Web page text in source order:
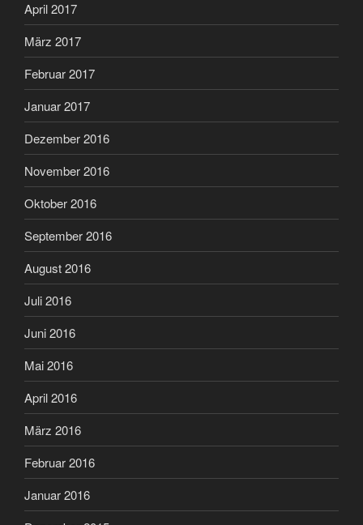
April 2017
März 2017
Februar 2017
Januar 2017
Dezember 2016
November 2016
Oktober 2016
September 2016
August 2016
Juli 2016
Juni 2016
Mai 2016
April 2016
März 2016
Februar 2016
Januar 2016